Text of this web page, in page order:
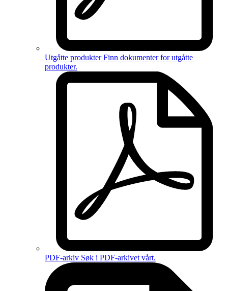
Utgåtte produkter Finn dokumenter forutgåtte
produkter.
PDF-arkiv Søk i PDF-arkivet vårt.